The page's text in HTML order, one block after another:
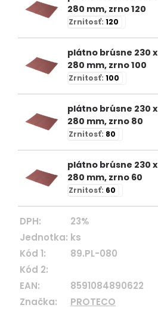
280 mm, zrno 120
Zrnitosť: 120
plátno brúsne 230 x
280 mm, zrno 100
Zrnitosť: 100
plátno brúsne 230 x
280 mm, zrno 80
Zrnitosť: 80
plátno brúsne 230 x
280 mm, zrno 60
Zrnitosť: 60
DPH:
23%
Jednotka: ks
Kód 1:
89.PL-080
Kód 2:
EAN:
8591084890622
Značka:
PROTECO